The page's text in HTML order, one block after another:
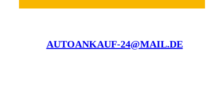
AUTOANKAUF-24@MAIL.DE